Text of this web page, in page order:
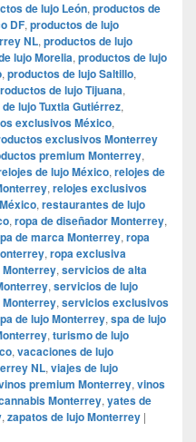
de lujo León, productos de
DF, productos de lujo
NL, productos de lujo
lujo Morelia, productos de lujo
, productos de lujo Saltillo,
de lujo Tijuana,
lujo Tuxtla Gutiérrez,
exclusivos México,
exclusivos Monterrey
premium Monterrey,
de lujo México, relojes de
, relojes exclusivos
, restaurantes de lujo
, ropa de diseñador Monterrey,
de marca Monterrey, ropa
, ropa exclusiva
, servicios de alta
, servicios de lujo
, servicios exclusivos
de lujo Monterrey, spa de lujo
, turismo de lujo
, vacaciones de lujo
NL, viajes de lujo
premium Monterrey, vinos
Monterrey, yates de
, zapatos de lujo Monterrey |